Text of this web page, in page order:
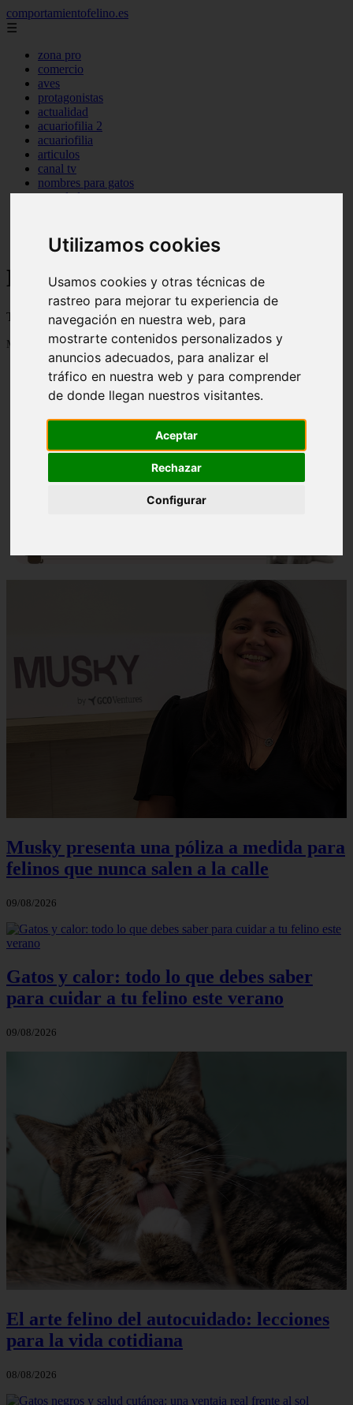
Utilizamos cookies
Usamos cookies y otras técnicas de
rastreo para mejorar tu experiencia de
navegación en nuestra web, para
mostrarte contenidos personalizados y
anuncios adecuados, para analizar el
tráfico en nuestra web y para comprender
de donde llegan nuestros visitantes.
Aceptar
Rechazar
Configurar
comportamientofelino.es
☰
zona pro
comercio
aves
protagonistas
actualidad
acuariofilia 2
acuariofilia
articulos
canal tv
nombres para gatos
novedades
zona pro
Blog sobre gatos
Todo sobre gatos, nombres de gatos y razas de gatos
Mostrando 1 - 24 de 2803 artículos
Musky presenta una póliza a medida para
felinos que nunca salen a la calle
09/08/2026
Gatos y calor: todo lo que debes saber
para cuidar a tu felino este verano
09/08/2026
El arte felino del autocuidado: lecciones
para la vida cotidiana
08/08/2026